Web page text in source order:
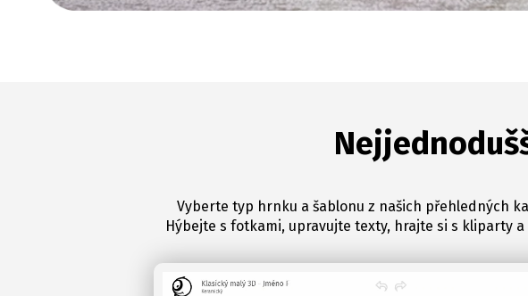
Vyberte typ hrnku a šablonu z našich přehledných
Hýbejte s fotkami, upravujte texty, hrajte si s kliparty